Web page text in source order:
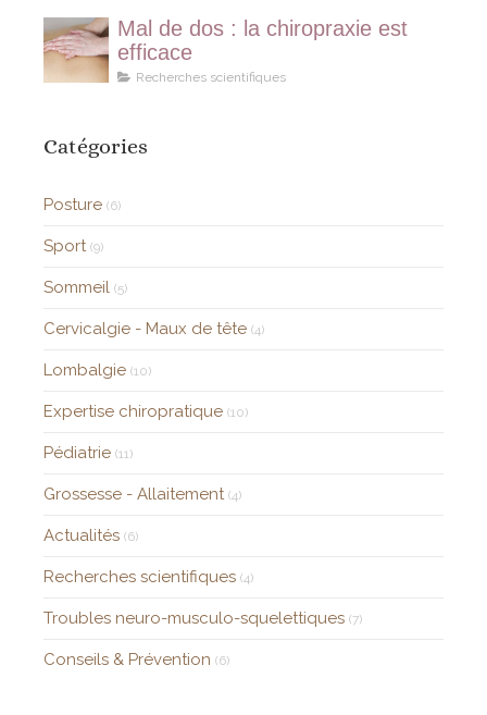
Mal de dos : la chiropraxie est
efficace
Recherches scientifiques
Catégories
Posture (6)
Sport (9)
Sommeil (5)
Cervicalgie - Maux de tête (4)
Lombalgie (10)
Expertise chiropratique (10)
Pédiatrie (11)
Grossesse - Allaitement (4)
Actualités (6)
Recherches scientifiques (4)
Troubles neuro-musculo-squelettiques (7)
Conseils & Prévention (6)